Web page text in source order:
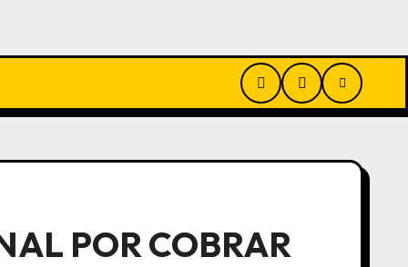
POR COBRAR